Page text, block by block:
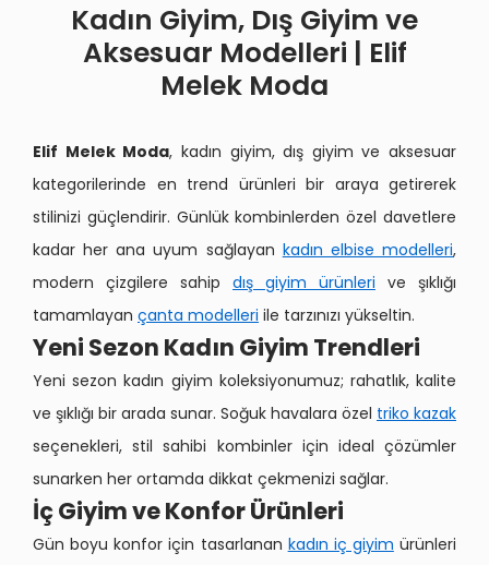
Kadın Giyim, Dış Giyim ve
Aksesuar Modelleri | Elif
Melek Moda
Elif Melek Moda, kadın giyim, dış giyim ve aksesuar
kategorilerinde en trend ürünleri bir araya getirerek
stilinizi güçlendirir. Günlük kombinlerden özel davetlere
kadar her ana uyum sağlayan kadın elbise modelleri,
modern çizgilere sahip dış giyim ürünleri ve şıklığı
tamamlayan çanta modelleri ile tarzınızı yükseltin.
Yeni Sezon Kadın Giyim Trendleri
Yeni sezon kadın giyim koleksiyonumuz; rahatlık, kalite
ve şıklığı bir arada sunar. Soğuk havalara özel triko kazak
seçenekleri, stil sahibi kombinler için ideal çözümler
sunarken her ortamda dikkat çekmenizi sağlar.
İç Giyim ve Konfor Ürünleri
Gün boyu konfor için tasarlanan kadın iç giyim ürünleri